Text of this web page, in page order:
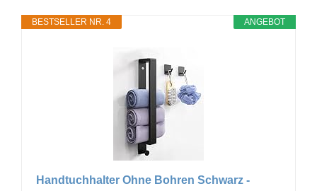
ANGEBOT
BESTSELLER NR. 4
Handtuchhalter Ohne Bohren Schwarz -